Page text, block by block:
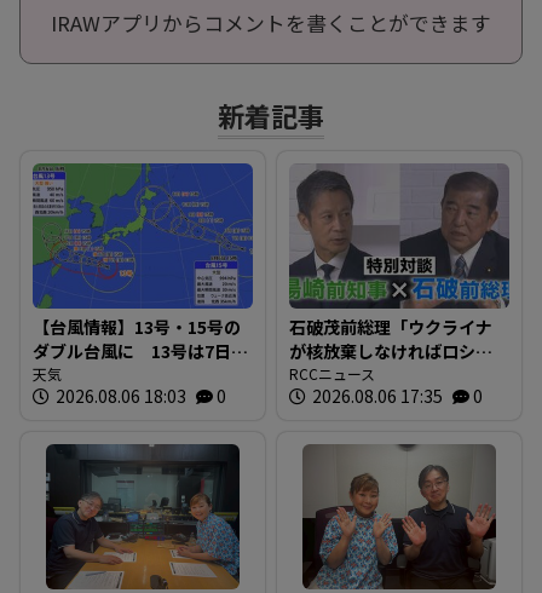
IRAWアプリからコメントを書くことができます
新着記事
【台風情報】13号・15号の
ダブル台風に 13号は7日に
沖縄直撃へ ※17日までの
雨・風シミュレーション【6
天気
2026.08.06 18:03 0
石破茂前総理「ウクライナ
が核放棄しなければロシア
侵攻しなかった」 湯崎前
県知事「核抑止は“フィクシ
年出席の2人が特別対談 広
島から考える“平和と安全保
障”とは
RCCニュース
2026.08.06 17:35 0